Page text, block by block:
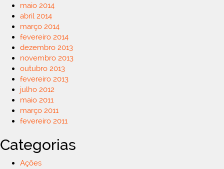
maio 2014
abril 2014
março 2014
fevereiro 2014
dezembro 2013
novembro 2013
outubro 2013
fevereiro 2013
julho 2012
maio 2011
março 2011
fevereiro 2011
Categorias
Ações